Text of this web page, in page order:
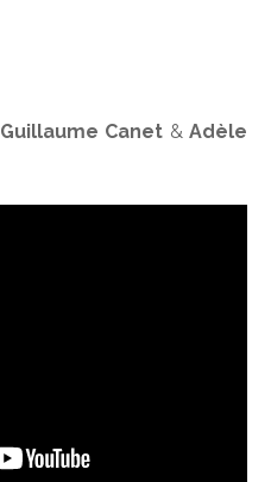
Guillaume Canet & Adèle